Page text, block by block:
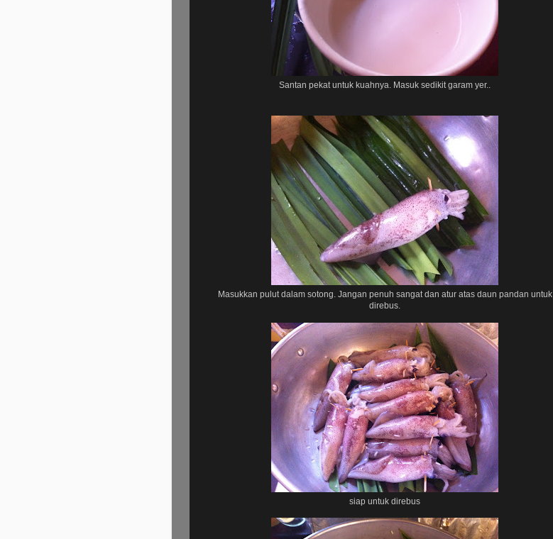
Santan pekat untuk kuahnya. Masuk sedikit garam yer..
Masukkan pulut dalam sotong. Jangan penuh sangat dan atur atas daun pandan untuk
direbus.
siap untuk direbus